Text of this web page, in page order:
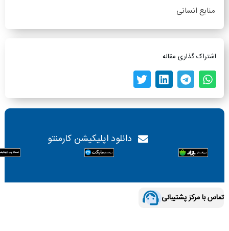
منابع انسانی
اشتراک گذاری مقاله
دانلود اپلیکیشن کارمنتو
تماس با مرکز پشتیبانی